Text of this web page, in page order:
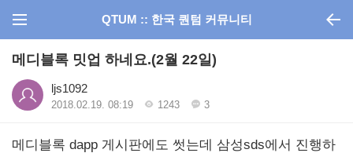
QTUM :: 한국 퀀텀 커뮤니티
메디블록 밋업 하네요.(2월 22일)
ljs1092
2018.02.19. 08:19 1243 3
메디블록 dapp 게시판에도 썻는데 삼성sds에서 진행하